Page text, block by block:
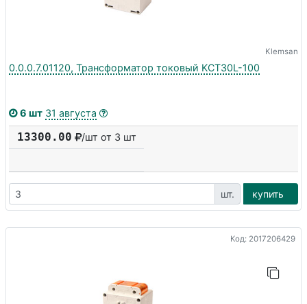
Klemsan
0.0.0.7.01120, Трансформатор токовый KCT30L-100
6 шт 31 августа
13300.00 /шт от 3 шт
шт. купить
Код: 2017206429